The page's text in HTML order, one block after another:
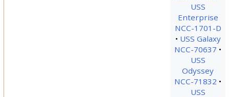
USS
Enterprise
NCC-1701-D
USS Galaxy
NCC-70637
USS
Odyssey
NCC-71832
USS